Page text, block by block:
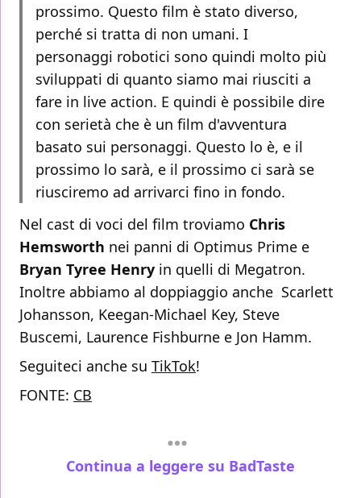
prossimo. Questo film è stato diverso,
perché si tratta di non umani. I
personaggi robotici sono quindi molto più
sviluppati di quanto siamo mai riusciti a
fare in live action. E quindi è possibile dire
con serietà che è un film d'avventura
basato sui personaggi. Questo lo è, e il
prossimo lo sarà, e il prossimo ci sarà se
riusciremo ad arrivarci fino in fondo.
Nel cast di voci del film troviamo Chris
Hemsworth nei panni di Optimus Prime e
Bryan Tyree Henry in quelli di Megatron.
Inoltre abbiamo al doppiaggio anche Scarlett
Johansson, Keegan-Michael Key, Steve
Buscemi, Laurence Fishburne e Jon Hamm.
Seguiteci anche su TikTok!
FONTE: CB
Continua a leggere su BadTaste